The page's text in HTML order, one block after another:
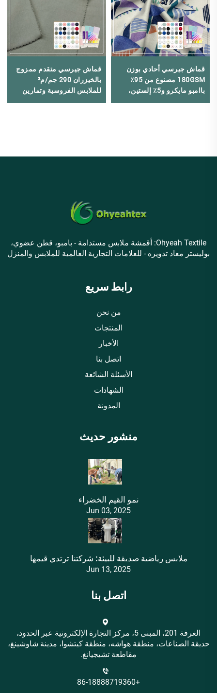
قماش جيرسي أحادي بوزن
180GSM مصنوع من 95٪
باامبو مايكرو و5٪ إلستين،
معتمد من Oekotex، مضاد
قماش جيرسي متقدم ممزوج
بالخيزران 290 جم/م²
للملابس الفروسية وتمارين
اليوغا
Ohyeah Textile: أقمشة ملابس مستدامة - بامبو، قطن عضوي،
بوليستر معاد تدويره - للعلامات التجارية العالمية للملابس والمنزل
رابط سريع
من نحن
المنتجات
الأخبار
اتصل بنا
الأسئلة الشائعة
الشهادات
المدونة
منشور حديث
نمو القيم الخضراء
Jun 03, 2025
ملابس رياضية صديقة للبيئة: شركتنا ترتدي قيمها
Jun 13, 2025
اتصل بنا
الغرفة 201، المبنى 5، مركز التجارة الإلكترونية عبر الحدود،
حديقة الصناعات، منطقة هواشه، منطقة كيتشوا، مدينة شاوشينغ،
مقاطعة تشيجيانغ.
+86-18888719360